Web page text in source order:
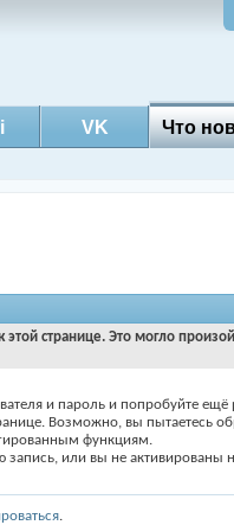
VK Что
этой странице. Это могло
и пароль и попробуйте ещё
Возможно, вы пытаетесь
функциям.
или вы не активированы
.